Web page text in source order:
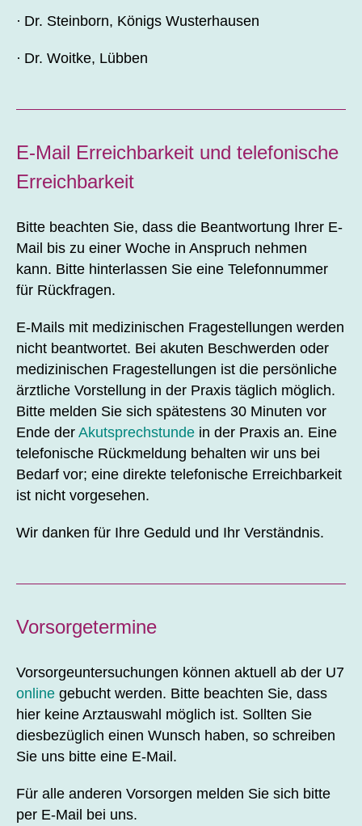
Dr. Steinborn, Königs Wusterhausen
Dr. Woitke, Lübben
E-Mail Erreichbarkeit und telefonische
Erreichbarkeit
Bitte beachten Sie, dass die Beantwortung Ihrer E-
Mail bis zu einer Woche in Anspruch nehmen
kann. Bitte hinterlassen Sie eine Telefonnummer
für Rückfragen.
E-Mails mit medizinischen Fragestellungen werden
nicht beantwortet. Bei akuten Beschwerden oder
medizinischen Fragestellungen ist die persönliche
ärztliche Vorstellung in der Praxis täglich möglich.
Bitte melden Sie sich spätestens 30 Minuten vor
Ende der Akutsprechstunde in der Praxis an. Eine
telefonische Rückmeldung behalten wir uns bei
Bedarf vor; eine direkte telefonische Erreichbarkeit
ist nicht vorgesehen.
Wir danken für Ihre Geduld und Ihr Verständnis.
Vorsorgetermine
Vorsorgeuntersuchungen können aktuell ab der U7
online gebucht werden. Bitte beachten Sie, dass
hier keine Arztauswahl möglich ist. Sollten Sie
diesbezüglich einen Wunsch haben, so schreiben
Sie uns bitte eine E-Mail.
Für alle anderen Vorsorgen melden Sie sich bitte
per E-Mail bei uns.